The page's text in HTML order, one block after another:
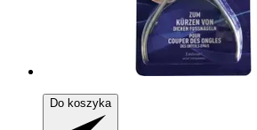
Do koszyka